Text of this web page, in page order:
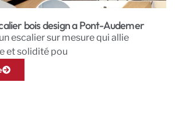
bois design a Pont-Audemer
escalier sur mesure qui allie
et solidité pou